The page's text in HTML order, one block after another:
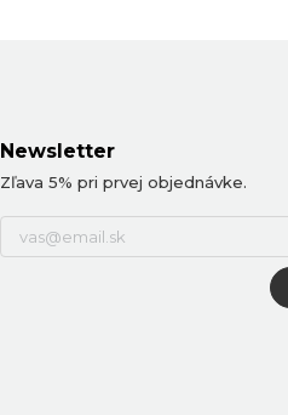
Newsletter
Zľava 5% pri prvej objednávke.